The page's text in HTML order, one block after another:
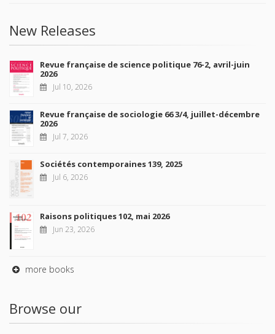
New Releases
Revue française de science politique 76-2, avril-juin
2026
Jul 10, 2026
Revue française de sociologie 66 3/4, juillet-décembre
2026
Jul 7, 2026
Sociétés contemporaines 139, 2025
Jul 6, 2026
Raisons politiques 102, mai 2026
Jun 23, 2026
more books
Browse our